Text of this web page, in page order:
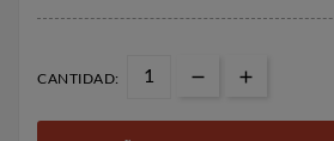
CANTIDAD: